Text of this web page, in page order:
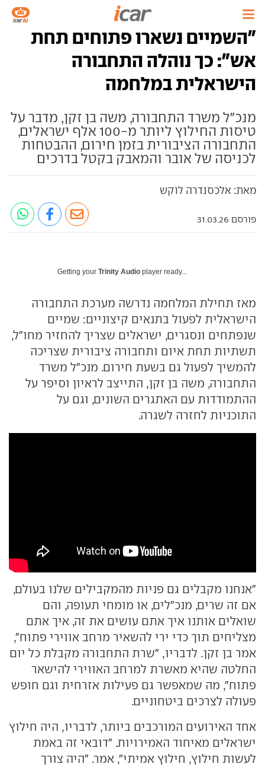
"השמיים נשארו פתוחים תחת
אש": כך נוהלה התחבורה
הישראלית במלחמה
מנכ"ל משרד התחבורה, משה בן זקן, מדבר על
טיסות החילוץ ליותר מ-100 אלף ישראלים,
התחבורה הציבורית בזמן חירום, ההבטחות
לכניסה של אובר והמאבק בקטל בדרכים
מאת: אלכסנדרה לוקש
פורסם 31.03.26
Getting your Trinity Audio player ready...
מאז תחילת המלחמה נדרשה מערכת התחבורה
הישראלית לפעול בתנאים קיצוניים: שמיים
שנפתחים ונסגרים, ישראלים שצריך להחזיר מחו"ל,
תשתיות תחת איום ותחבורה ציבורית שצריכה
להמשיך לפעול גם בשעת חירום. מנכ"ל משרד
התחבורה, משה בן זקן, התייצב לראיון וסיפר על
ההתמודדות עם האתגרים השונים, וגם על
התוכניות לחזרה לשגרה.
"אנחנו מקבלים גם פניות מהמקבילים שלנו בעולם,
אם זה שרים, מנכ"לים, או מומחי תעופה, והם
שואלים אותנו איך אתם עושים את זה, איך אתם
מצליחים תוך כדי ירי להשאיר מרחב אווירי פתוח",
אמר בן זקן. לדבריו, "שרת התחבורה מקבלת כל יום
החלטה שהיא מאשרת למרחב האווירי להישאר
פתוח", מה שמאפשר גם פעילות אזרחית וגם חופש
פעולה לצרכים ביטחוניים.
אחד האירועים המורכבים ביותר, לדבריו, היה חילוץ
ישראלים מאיחוד האמירויות. "דובאי זה באמת
לעשות חילוץ, חילוץ אמיתי", אמר. "היה צורך